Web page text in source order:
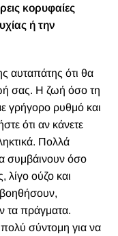
κορυφαίες
ή την
αυταπάτης ότι θα
σας. Η ζωή όσο τη
γρήγορο ρυθμό και
ότι αν κάνετε
Πολλά
συμβάινουν όσο
λίγο ούζο και
βοηθήσουν,
τα πράγματα.
σύντομη για να